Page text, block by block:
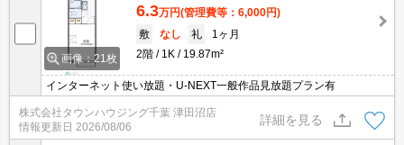
画像：21枚
6.3万円(管理費等：6,000円)
敷
なし 礼
1ヶ月
2階
1K 19.87m²
インターネット使い放題・U-NEXT一般作品見放題プラン有
株式会社タウンハウジング千葉 津田沼店
情報更新日 2026/08/06
詳細を見る